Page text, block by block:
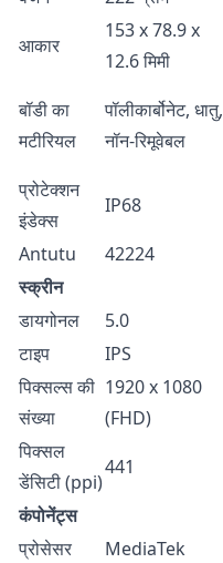
आकार
153 х 78.9 х
12.6 मिमी
बॉडी का
मटीरियल
पॉलीकार्बोनेट, धातु,
नॉन-रिमूवेबल
प्रोटेक्शन
इंडेक्स
IP68
Antutu
42224
स्क्रीन
डायगोनल
5.0
टाइप
IPS
पिक्सल्स की
संख्या
1920 x 1080
(FHD)
पिक्सल
डेंसिटी (ppi)
441
कंपोनेंट्स
प्रोसेसर
MediaTek